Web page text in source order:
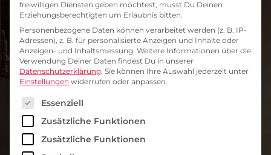
Kubernetes einfach
erklärt: Antworten vom
freiwilligen Diensten geben möchtest, musst Du Deinen
Erziehungsberechtigten um Erlaubnis bitten.
Personenbezogene Daten können verarbeitet werden (z. B. IP-
Adressen), z. B. für personalisierte Anzeigen und Inhalte oder
Anzeigen- und Inhaltsmessung. Weitere Informationen über die
Verwendung Deiner Daten findest Du in unserer
Datenschutzerklärung. Sie können Ihre Auswahl jederzeit unter
Einstellungen widerrufen oder anpassen.
Es folgt eine Liste der Service-Gruppen, für die
Essenziell
Zusätzliche Funktionen
Zusätzliche Funktionen